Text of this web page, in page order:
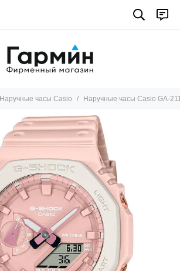
Наручные часы Casio Наручные часы Casio GA-